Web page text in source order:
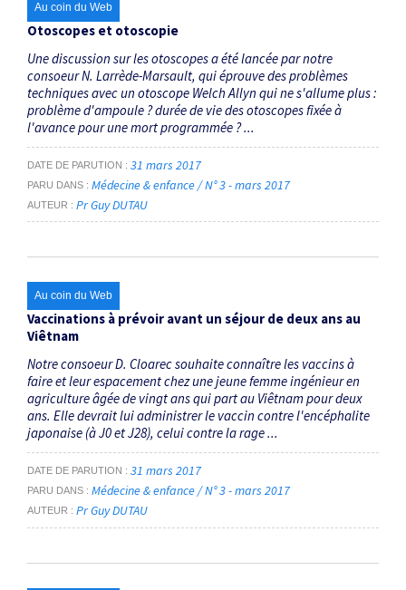
RECHERCHER
Au coin du Web
Otoscopes et otoscopie
Une discussion sur les otoscopes a été lancée par notre
consoeur N. Larrède-Marsault, qui éprouve des problèmes
techniques avec un otoscope Welch Allyn qui ne s'allume plus :
problème d'ampoule ? durée de vie des otoscopes fixée à
l'avance pour une mort programmée ? ...
DATE DE PARUTION 31 mars 2017
PARU DANS Médecine & enfance / N° 3 - mars 2017
AUTEUR Pr Guy DUTAU
Au coin du Web
Vaccinations à prévoir avant un séjour de deux ans au
Viêtnam
Notre consoeur D. Cloarec souhaite connaître les vaccins à
faire et leur espacement chez une jeune femme ingénieur en
agriculture âgée de vingt ans qui part au Viêtnam pour deux
ans. Elle devrait lui administrer le vaccin contre l'encéphalite
japonaise (à J0 et J28), celui contre la rage ...
DATE DE PARUTION 31 mars 2017
PARU DANS Médecine & enfance / N° 3 - mars 2017
AUTEUR Pr Guy DUTAU